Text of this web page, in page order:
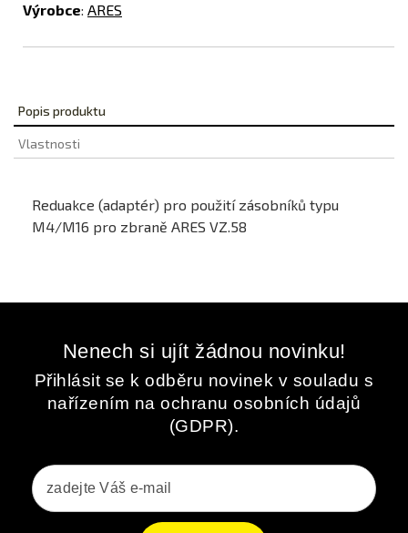
Výrobce: ARES
Popis produktu
Vlastnosti
Reduakce (adaptér) pro použití zásobníků typu
M4/M16 pro zbraně ARES VZ.58
Nenech si ujít žádnou novinku!
Přihlásit se k odběru novinek v souladu s
nařízením na ochranu osobních údajů
(GDPR).